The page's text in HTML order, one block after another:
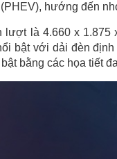
hướng đến
là 4.660 x
bật với dải đèn
bằng các họa tiết